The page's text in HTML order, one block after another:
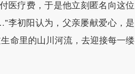
医疗费，于是他立刻匿名向这位
李初阳认为，父亲屡献爱心，是
命里的山川河流，去迎接每一缕